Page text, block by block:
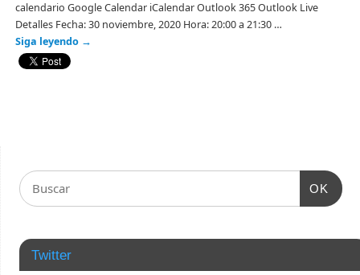
calendario Google Calendar iCalendar Outlook 365 Outlook Live
Detalles Fecha: 30 noviembre, 2020 Hora: 20:00 a 21:30 …
Siga leyendo →
OK
Twitter